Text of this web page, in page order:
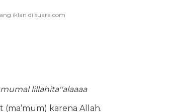
lillahita''alaaaa
karena Allah.